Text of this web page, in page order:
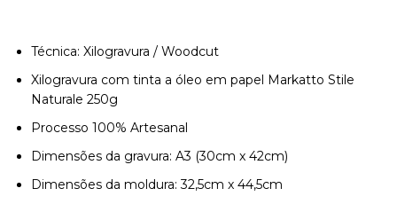
Técnica: Xilogravura / Woodcut
Xilogravura com tinta a óleo em papel Markatto Stile
Naturale 250g
Processo 100% Artesanal
Dimensões da gravura: A3 (30cm x 42cm)
Dimensões da moldura: 32,5cm x 44,5cm